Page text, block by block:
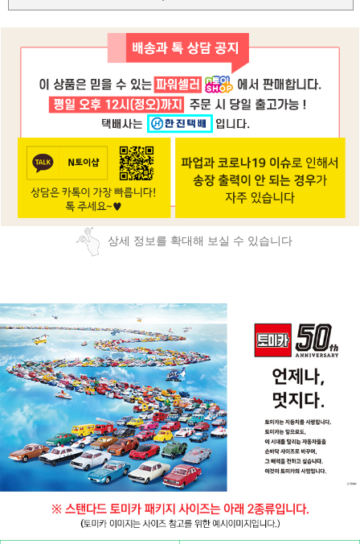
상세 정보를 확대해 보실 수 있습니다